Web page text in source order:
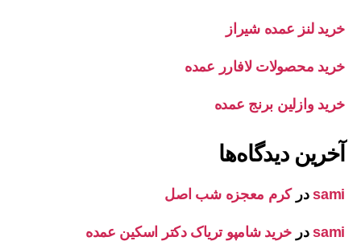
خرید لنز عمده شیراز
خرید محصولات لافارر عمده
خرید وازلین برنج عمده
آخرین دیدگاه‌ها
samiدرکرم معجزه شب اصل
samiدر خرید شامپو تریاک دکتر اسکین عمده